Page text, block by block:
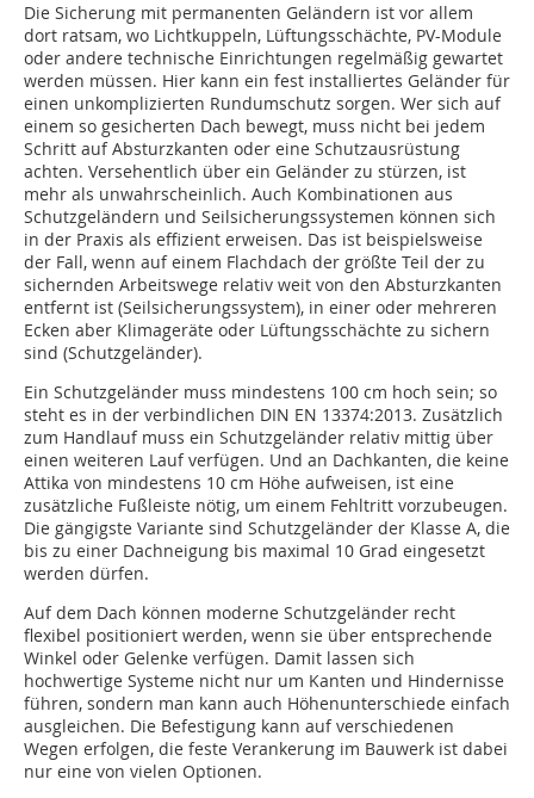
Die Sicherung mit permanenten Geländern ist vor allem
dort ratsam, wo Lichtkuppeln, Lüftungsschächte, PV-Module
oder andere technische Einrichtungen regelmäßig gewartet
werden müssen. Hier kann ein fest installiertes Geländer für
einen unkomplizierten Rundumschutz sorgen. Wer sich auf
einem so gesicherten Dach bewegt, muss nicht bei jedem
Schritt auf Absturzkanten oder eine Schutzausrüstung
achten. Versehentlich über ein Geländer zu stürzen, ist
mehr als unwahrscheinlich. Auch Kombinationen aus
Schutzgeländern und Seilsicherungssystemen können sich
in der Praxis als effizient erweisen. Das ist beispielsweise
der Fall, wenn auf einem Flachdach der größte Teil der zu
sichernden Arbeitswege relativ weit von den Absturzkanten
entfernt ist (Seilsicherungssystem), in einer oder mehreren
Ecken aber Klimageräte oder Lüftungsschächte zu sichern
sind (Schutzgeländer).
Ein Schutzgeländer muss mindestens 100 cm hoch sein; so
steht es in der verbindlichen DIN EN 13374:2013. Zusätzlich
zum Handlauf muss ein Schutzgeländer relativ mittig über
einen weiteren Lauf verfügen. Und an Dachkanten, die keine
Attika von mindestens 10 cm Höhe aufweisen, ist eine
zusätzliche Fußleiste nötig, um einem Fehltritt vorzubeugen.
Die gängigste Variante sind Schutzgeländer der Klasse A, die
bis zu einer Dachneigung bis maximal 10 Grad eingesetzt
werden dürfen.
Auf dem Dach können moderne Schutzgeländer recht
flexibel positioniert werden, wenn sie über entsprechende
Winkel oder Gelenke verfügen. Damit lassen sich
hochwertige Systeme nicht nur um Kanten und Hindernisse
führen, sondern man kann auch Höhenunterschiede einfach
ausgleichen. Die Befestigung kann auf verschiedenen
Wegen erfolgen, die feste Verankerung im Bauwerk ist dabei
nur eine von vielen Optionen.